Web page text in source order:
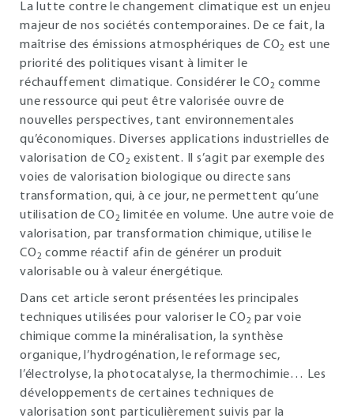
La lutte contre le changement climatique est un enjeu
majeur de nos sociétés contemporaines. De ce fait, la
maîtrise des émissions atmosphériques de CO2 est une
priorité des politiques visant à limiter le
réchauffement climatique. Considérer le CO2 comme
une ressource qui peut être valorisée ouvre de
nouvelles perspectives, tant environnementales
qu’économiques. Diverses applications industrielles de
valorisation de CO2 existent. Il s’agit par exemple des
voies de valorisation biologique ou directe sans
transformation, qui, à ce jour, ne permettent qu’une
utilisation de CO2
limitée en volume. Une autre voie de
valorisation, par transformation chimique, utilise le
CO2 comme réactif afin de générer un produit
valorisable ou à valeur énergétique.
Dans cet article seront présentées les principales
techniques utilisées pour valoriser le CO2 par voie
chimique comme la minéralisation, la synthèse
organique, l’hydrogénation, le reformage sec,
l’électrolyse, la photocatalyse, la thermochimie… Les
développements de certaines techniques de
valorisation sont particulièrement suivis par la